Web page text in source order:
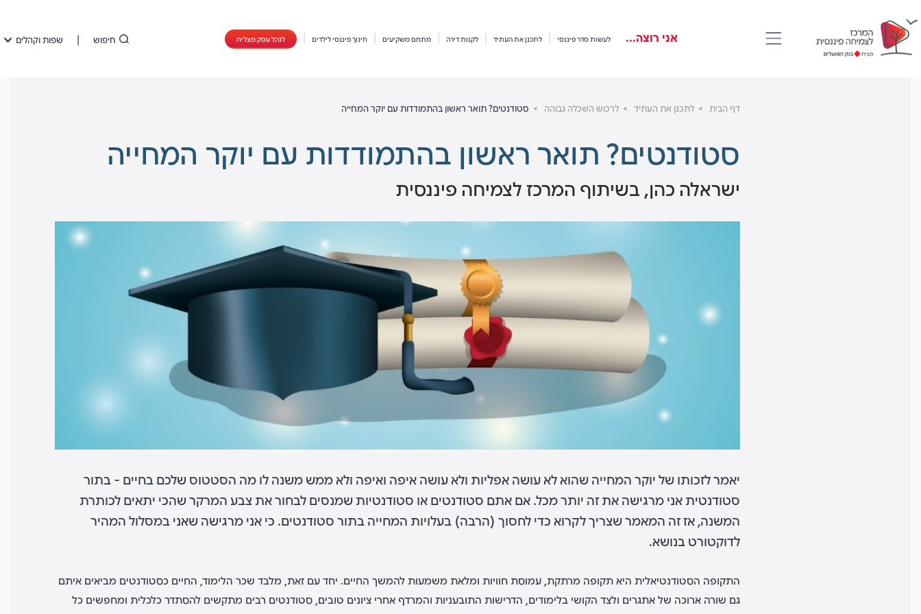
לראש
העמוד
to
main
content
to
footer
אני רוצה... לעשות סדר פיננסי לתכנן את העתיד לקנות דירה מתחם משקיעים חינוך פיננסי לילדים לנהל עסק מצליח חיפוש שפות וקהלים
דף הבית לתכנן את העתיד לרכוש השכלה גבוהה סטודנטים? תואר ראשון בהתמודדות עם יוקר המחייה
סטודנטים? תואר ראשון בהתמודדות עם יוקר המחייה
ישראלה כהן, בשיתוף המרכז לצמיחה פיננסית
יאמר לזכותו של יוקר המחייה שהוא לא עושה אפליות ולא עושה איפה ואיפה ולא ממש משנה לו מה הסטטוס שלכם בחיים - בתור
סטודנטית אני מרגישה את זה יותר מכל. אם אתם סטודנטים או סטודנטיות שמנסים לבחור את צבע המרקר שהכי יתאים לכותרת
המשנה, אז זה המאמר שצריך לקרוא כדי לחסוך (הרבה) בעלויות המחייה בתור סטודנטים. כי אני מרגישה שאני במסלול המהיר
לדוקטורט בנושא.
התקופה הסטודנטיאלית היא תקופה מרתקת, עמוסת חוויות ומלאת משמעות להמשך החיים. יחד עם זאת, מלבד שכר הלימוד, החיים כסטודנטים מביאים איתם
גם שורה ארוכה של אתגרים ולצד הקושי בלימודים, הדרישות התובעניות והמרדף אחרי ציונים טובים, סטודנטים רבים מתקשים להסתדר כלכלית ומחפשים כל